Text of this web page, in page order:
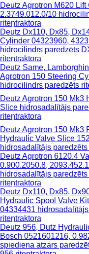
Deutz Agrotron M620
2.3749.012.0/10
riteņtraktora
Deutz Dx110, Dx85,
Cylinder 04323960,
hidrocilindrs paredzēts
riteņtraktora
Deutz Same,
Agrotron 150 Steering
hidrocilindrs paredzēts
Deutz Agrotron 150 Mk3
Slice hidrosadalītājs
riteņtraktora
Deutz Agrotron 150 Mk3
Hydraulic Valve Slice
hidrosadalītājs
Deutz Agrotron 6120.4
0.900.2050.8,
hidrosadalītājs
riteņtraktora
Deutz Dx110, Dx85,
Hydraulic Spool Valve
04334431
riteņtraktora
Deutz 956, Dutz
Bosch 0521601216,
spiediena atzars